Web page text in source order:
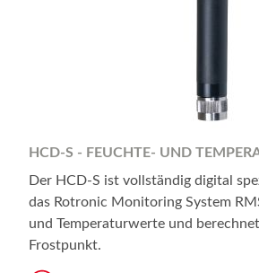
HCD-S - FEUCHTE- UND
Der HCD-S ist vollständig digital
das Rotronic Monitoring System
und Temperaturwerte und
Frostpunkt.